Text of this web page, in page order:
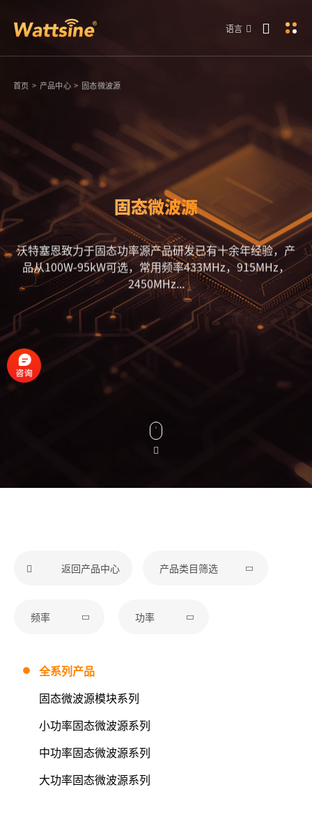
语言
首页 > 产品中心 > 固态微波源
固态微波源
沃特塞恩致力于固态功率源产品研发已有十余年经验，产
品从100W-95kW可选，常用频率433MHz，915MHz，
2450MHz...
返回产品中心 产品类目筛选
频率 功率
全系列产品
固态微波源模块系列
小功率固态微波源系列
中功率固态微波源系列
大功率固态微波源系列